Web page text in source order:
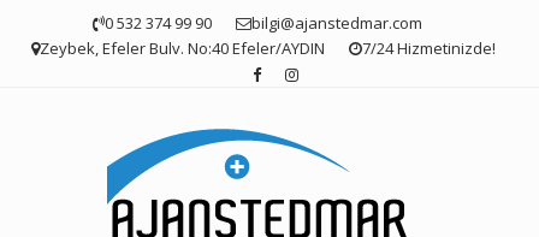
0 532 374 99 90
bilgi@ajanstedmar.com
Zeybek, Efeler Bulv. No:40 Efeler/AYDIN
7/24 Hizmetinizde!